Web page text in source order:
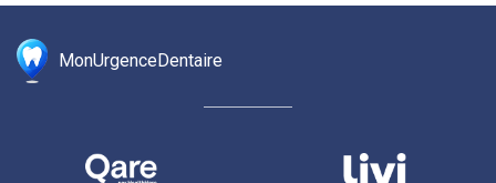
MonUrgenceDentaire